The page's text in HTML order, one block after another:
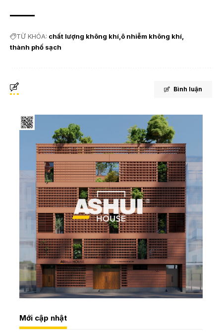
TỪ KHÓA: chất lượng không khí ô nhiễm không khí
thành phố sạch
Bình luận
Mới cập nhật